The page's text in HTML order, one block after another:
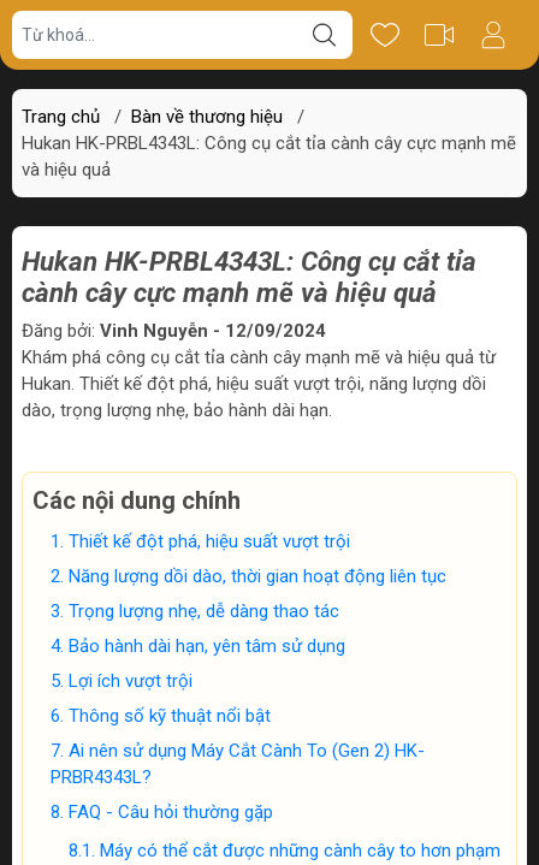
Trang chủ / Bàn về thương hiệu
/
Hukan HK-PRBL4343L: Công cụ cắt tỉa cành cây cực mạnh mẽ
và hiệu quả
Hukan HK-PRBL4343L: Công cụ cắt tỉa
cành cây cực mạnh mẽ và hiệu quả
Đăng bởi: Vinh Nguyễn - 12/09/2024
Khám phá công cụ cắt tỉa cành cây mạnh mẽ và hiệu quả từ
Hukan. Thiết kế đột phá, hiệu suất vượt trội, năng lượng dồi
dào, trọng lượng nhẹ, bảo hành dài hạn.
Các nội dung chính
Thiết kế đột phá, hiệu suất vượt trội
Năng lượng dồi dào, thời gian hoạt động liên tục
Trọng lượng nhẹ, dễ dàng thao tác
Bảo hành dài hạn, yên tâm sử dụng
Lợi ích vượt trội
Thông số kỹ thuật nổi bật
Ai nên sử dụng Máy Cắt Cành To (Gen 2) HK-
PRBR4343L?
FAQ - Câu hỏi thường gặp
Máy có thể cắt được những cành cây to hơn phạm